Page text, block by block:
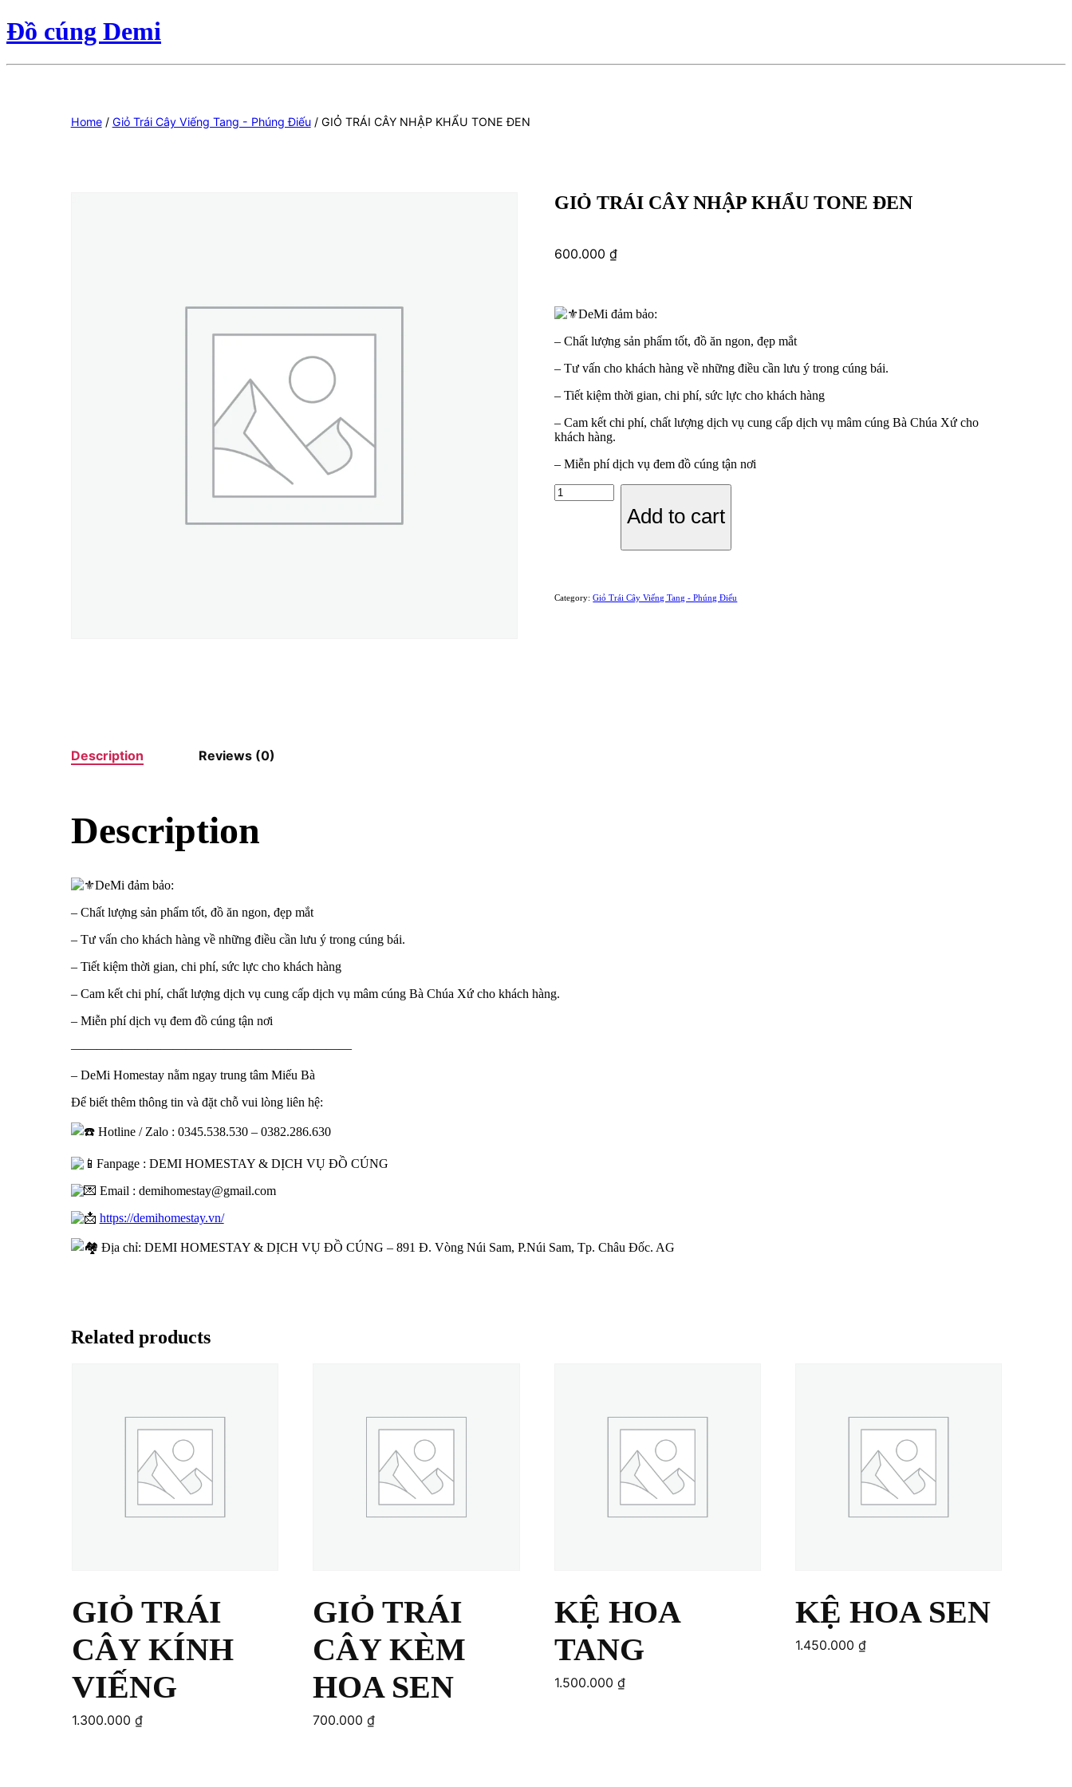
Đồ cúng Demi
Home/ Giỏ Trái Cây Viếng Tang - Phúng Điếu/ GIỎ TRÁI CÂY NHẬP KHẨU TONE ĐEN
GIỎ TRÁI CÂY NHẬP KHẨU TONE ĐEN
600.000₫
DeMi đảm bảo:
– Chất lượng sản phẩm tốt, đồ ăn ngon, đẹp mắt
– Tư vấn cho khách hàng về những điều cần lưu ý trong cúng bái.
– Tiết kiệm thời gian, chi phí, sức lực cho khách hàng
– Cam kết chi phí, chất lượng dịch vụ cung cấp dịch vụ mâm cúng Bà Chúa Xứ cho
khách hàng.
– Miễn phí dịch vụ đem đồ cúng tận nơi
GIỎ
TRÁI
Add to cart
Category:Giỏ Trái Cây Viếng Tang - Phúng Điếu
Description Reviews (0)
Description
DeMi đảm bảo:
– Chất lượng sản phẩm tốt, đồ ăn ngon, đẹp mắt
– Tư vấn cho khách hàng về những điều cần lưu ý trong cúng bái.
– Tiết kiệm thời gian, chi phí, sức lực cho khách hàng
– Cam kết chi phí, chất lượng dịch vụ cung cấp dịch vụ mâm cúng Bà Chúa Xứ cho khách hàng.
– Miễn phí dịch vụ đem đồ cúng tận nơi
——————————————————————
– DeMi Homestay nằm ngay trung tâm Miếu Bà
Để biết thêm thông tin và đặt chỗ vui lòng liên hệ:
Hotline / Zalo : 0345.538.530 – 0382.286.630
Fanpage : DEMI HOMESTAY & DỊCH VỤ ĐỒ CÚNG
Email : demihomestay@gmail.com
https://demihomestay.vn/
Địa chỉ: DEMI HOMESTAY & DỊCH VỤ ĐỒ CÚNG – 891 Đ. Vòng Núi Sam, P.Núi Sam, Tp. Châu Đốc. AG
Related products
GIỎ TRÁI
CÂY KÍNH
VIẾNG
1.300.000 ₫
GIỎ TRÁI
CÂY KÈM
HOA SEN
700.000₫
KỆ HOA
TANG
1.500.000 ₫
KỆ HOA SEN
1.450.000 ₫